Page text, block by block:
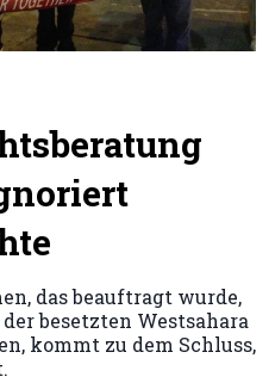
das beauftragt wurde,
besetzten Westsahara
kommt zu dem Schluss,